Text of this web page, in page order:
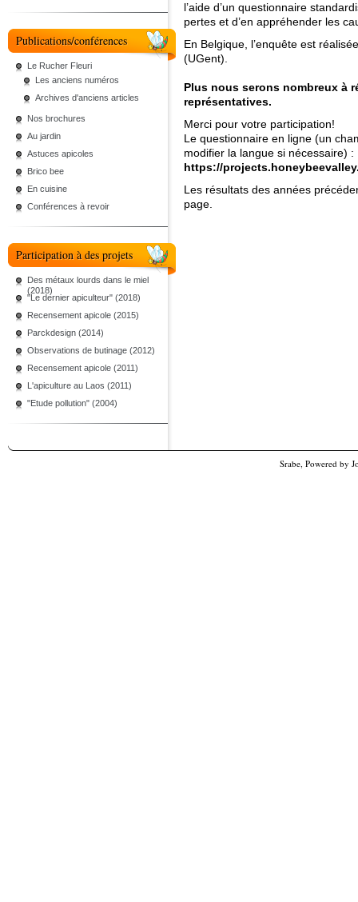
Publications/conférences
Le Rucher Fleuri
Les anciens numéros
Archives d'anciens articles
Nos brochures
Au jardin
Astuces apicoles
Brico bee
En cuisine
Conférences à revoir
Participation à des projets
Des métaux lourds dans le miel
(2018)
"Le dernier apiculteur" (2018)
Recensement apicole (2015)
Parckdesign (2014)
Observations de butinage (2012)
Recensement apicole (2011)
L'apiculture au Laos (2011)
"Etude pollution" (2004)
l’aide d’un questionnaire
pertes et d’en appréhender les
En Belgique, l’enquête est
(UGent).
Plus nous serons nombreux à
représentatives.
Merci pour votre participation!
Le questionnaire en ligne (un
modifier la langue si nécessaire) :
https://
Les résultats des années
page.
Srabe, Powered by